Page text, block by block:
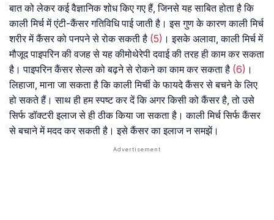
बात को लेकर कई वैज्ञानिक शोध किए गए हैं, जिनसे यह साबित होता है कि
काली मिर्च में एंटी-कैंसर गतिविधि पाई जाती है। इस गुण के कारण काली मिर्च
शरीर में कैंसर को पनपने से रोक सकती है (5) । इसके अलावा, काली मिर्च में
मौजूद पाइपरिन की वजह से यह कीमोथेरेपी दवाई की तरह ही काम कर सकता
है। पाइपरिन कैंसर सेल्स को बढ़ने से रोकने का काम कर सकता है (6) ।
लिहाजा, माना जा सकता है कि काली मिर्ची के फायदे कैंसर से बचने के लिए
हो सकते हैं। साथ ही हम स्पष्ट कर दें कि अगर किसी को कैंसर है, तो उसे
सिर्फ डॉक्टरी इलाज से ही ठीक किया जा सकता है। काली मिर्च सिर्फ कैंसर
से बचाने में मदद कर सकती है। इसे कैंसर का इलाज न समझें।